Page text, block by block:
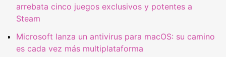
arrebata cinco juegos exclusivos y potentes a
Steam
Microsoft lanza un antivirus para macOS: su camino
es cada vez más multiplataforma